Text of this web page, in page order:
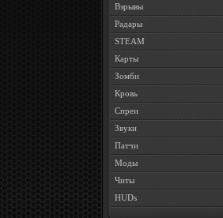
Взрывы
Радары
STEAM
Карты
Зомби
Кровь
Спреи
Звуки
Патчи
Моды
Читы
HUDs